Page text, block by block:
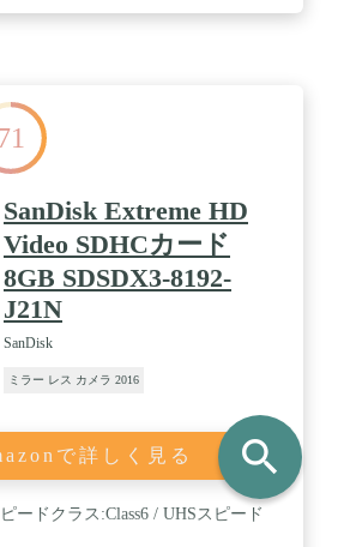
SanDisk Extreme HD
Video SDHCカード
8GB SDSDX3-8192-
J21N
SanDisk
ミラー レス カメラ 2016
で詳しく見る
ードクラス:Class6 / UHSスピード
search